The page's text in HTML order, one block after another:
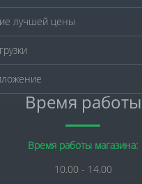
лучшей цены
Время работы
Время работы магазина:
10.00 - 14.00